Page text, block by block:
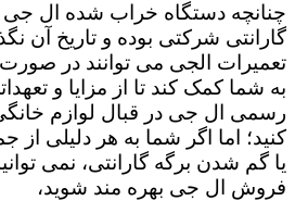
چنانچه دستگاه خراب شده ال جی
گارانتی شرکتی بوده و تاریخ آن
تعمیرات الجی می توانند در
به شما کمک کند تا از مزایا و
رسمی ال جی در قبال لوازم
کنید؛ اما اگر شما به هر دلیلی از
یا گم شدن برگه گارانتی، نمی
فروش ال جی بهره مند شوید،